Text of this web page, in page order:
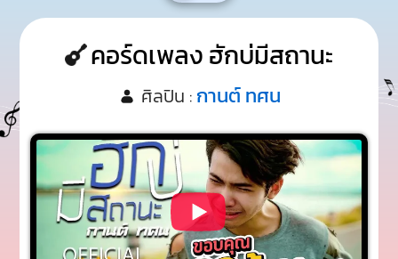
คอร์ดเพลง ฮักบ่มีสถานะ
ศิลปิน : กานต์ ทศน